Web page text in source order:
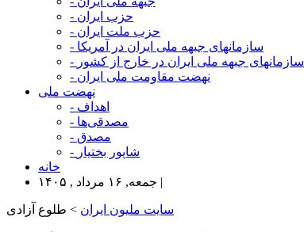
- حزب ایران
- حزب ملت ایران
- سازمانهای جبهه ملی ایران در آمریکا
- سازمانهای جبهه ملی ایران در خارج از کشور
- نهضت مقاومت ملی ایران
نهضت ملی
- اهداف
- مصدقی‌ها
- مصدق
- شاپور بختیار
خانه
جمعه, ۱۶ مرداد , ۱۴۰۵ |
سایت ملیون ایران > طلوع آزادی